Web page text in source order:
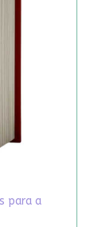
para a